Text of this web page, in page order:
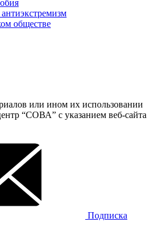
обществе
или ином их использовании
“СОВА” с указанием веб-сайта
Подписка